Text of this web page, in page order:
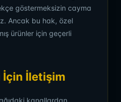
göstermeksizin cayma
Ancak bu hak, özel
ürünler için geçerli
İçin İletişim
kanallardan